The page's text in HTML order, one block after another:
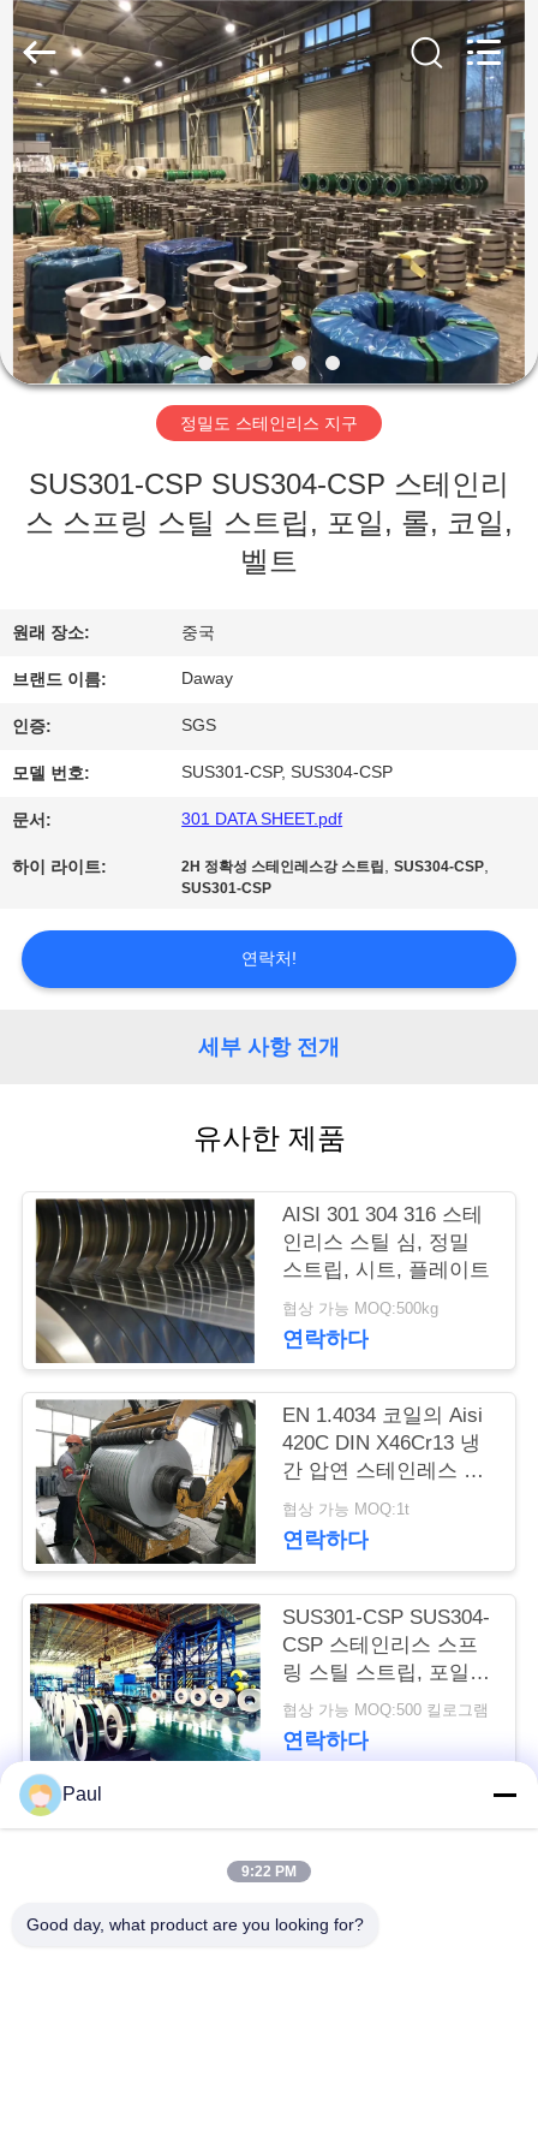
집
제
품
동
영
우
에
대
하
여
공
여
행
주
인
용
문
을
요
구
세
supplier.
Copyright
2018
2026
Wuxi
Guanglu
Special
Steel
Co.,
Ltd.
Rights
Reserved.
정밀도 스테인리스 지구
SUS301-CSP SUS304-CSP 스테인리
스 스프링 스틸 스트립, 포일, 롤, 코일,
벨트
원래 장소: 중국
브랜드 이름: Daway
인증: SGS
모델 번호: SUS301-CSP, SUS304-CSP
문서: 301 DATA SHEET.pdf
하이 라이트: 2H 정확성 스테인레스강 스트립 ,SUS304-CSP,
SUS301-CSP
연락처!
세부 사항 전개
유사한 제품
AISI 301 304 316 스테
인리스 스틸 심, 정밀
스트립, 시트, 플레이트
협상 가능 MOQ:500kg
연락하다
EN 1.4034 코일의 Aisi
420C DIN X46Cr13 냉
간 압연 스테인레스 스
틸 스트립
협상 가능 MOQ:1t
연락하다
SUS301-CSP SUS304-
CSP 스테인리스 스프
링 스틸 스트립, 포일,
롤, 코일, 벨트
협상 가능 MOQ:500 킬로그램
연락하다
마텐 자이 트계 스테
스테인리스를 강하게
Paul
9:22 PM
Good day, what product are you looking for?